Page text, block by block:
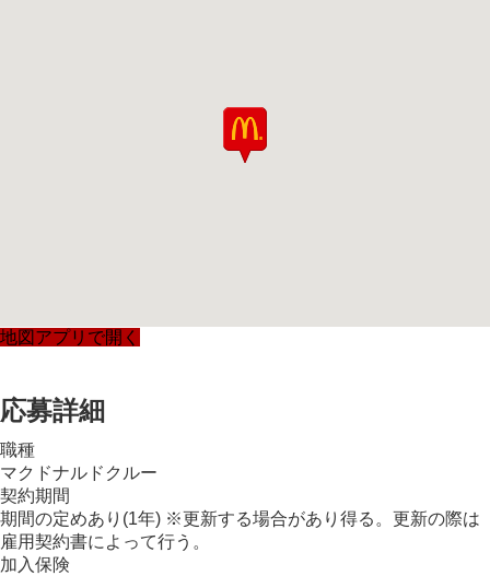
地図アプリで開く
応募詳細
職種
マクドナルドクルー
契約期間
期間の定めあり(1年) ※更新する場合があり得る。更新の際は
雇用契約書によって行う。
加入保険